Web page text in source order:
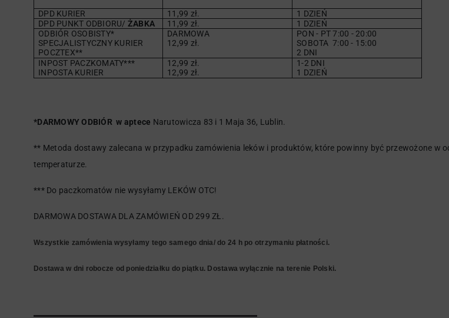
DPD KURIER 11,99 zł.
1 DZIEŃ
DPD PUNKT ODBIORU/ ŻABKA 11,99 zł.
1 DZIEŃ
ODBIÓR OSOBISTY*
SPECJALISTYCZNY KURIER
POCZTEX**
DARMOWA
12,99 zł.
PON - PT 7:00 - 20:00
SOBOTA 7:00 - 15:00
2 DNI
INPOST PACZKOMATY***
INPOSTA KURIER
12,99 zł.
12,99 zł.
1-2 DNI
1 DZIEŃ
*DARMOWY ODBIÓR w aptece Narutowicza 83 i 1 Maja 36, Lublin.
** Metoda dostawy zalecana w przypadku zamówienia leków i produktów, które powinny być przewożone w
temperaturze.
*** Do paczkomatów nie wysyłamy LEKÓW OTC!
DARMOWA DOSTAWA DLA ZAMÓWIEŃ OD 299 ZŁ.
Wszystkie zamówienia wysyłamy tego samego dnia/ do 24 h po otrzymaniu płatności.
Dostawa w dni robocze od poniedziałku do piątku. Dostawa wyłącznie na terenie Polski.